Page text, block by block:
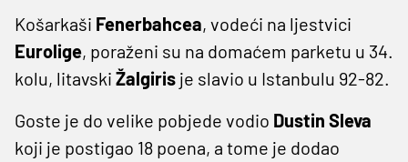
Košarkaši Fenerbahcea, vodeći na ljestvici
Eurolige, poraženi su na domaćem parketu u 34.
kolu, litavski Žalgiris je slavio u Istanbulu 92-82.
Goste je do velike pobjede vodio Dustin Sleva
koji je postigao 18 poena, a tome je dodao